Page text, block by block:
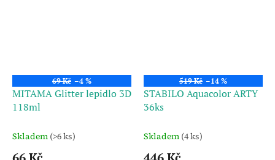
69 Kč –4 %
MITAMA Glitter lepidlo 3D
118ml
Skladem (>6 ks)
519 Kč –14 %
STABILO Aquacolor ARTY
36ks
Skladem (4 ks)